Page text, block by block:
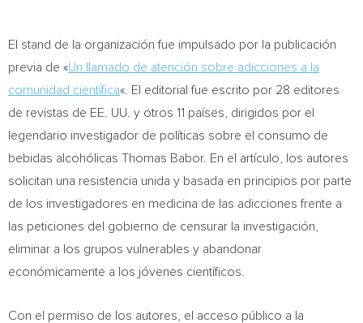
El stand de la organización fue impulsado por la publicación
previa de «Un llamado de atención sobre adicciones a la
comunidad científica«. El editorial fue escrito por 28 editores
de revistas de EE. UU. y otros 11 países, dirigidos por el
legendario investigador de políticas sobre el consumo de
bebidas alcohólicas Thomas Babor. En el artículo, los autores
solicitan una resistencia unida y basada en principios por parte
de los investigadores en medicina de las adicciones frente a
las peticiones del gobierno de censurar la investigación,
eliminar a los grupos vulnerables y abandonar
económicamente a los jóvenes científicos.
Con el permiso de los autores, el acceso público a la